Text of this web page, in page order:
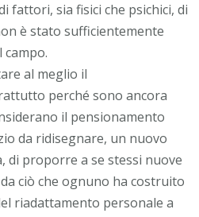
fattori, sia fisici che psichici, di
è stato sufficientemente
al meglio il
perché sono ancora
il pensionamento
da ridisegnare, un nuovo
di proporre a se stessi nuove
ciò che ognuno ha costruito
riadattamento personale a